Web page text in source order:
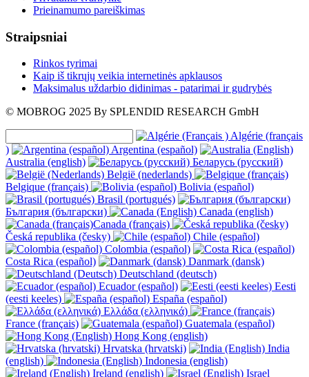
Prieinamumo pareiškimas
Straipsniai
Rinkos tyrimai
Kaip iš tikrųjų veikia internetinės apklausos
Maksimalus uždarbio didinimas - patarimai ir gudrybės
© MOBROG 2025 By SPLENDID RESEARCH GmbH
Algérie (français
)
Argentina (español)
Australia (english)
Беларусь (русский)
België (nederlands)
Belgique (français)
Bolivia (español)
Brasil (portugués)
България (български)
Canada (english)
Canada (français)
Česká republika (česky)
Chile (español)
Colombia (español)
Costa Rica (español)
Danmark (dansk)
Deutschland (deutsch)
Ecuador (español)
Eesti
(eesti keeles)
España (español)
Ελλάδα (ελληνικά)
France (français)
Guatemala (español)
Hong Kong (english)
Hrvatska (hrvatski)
India
(english)
Indonesia (english)
Ireland (english)
Israel